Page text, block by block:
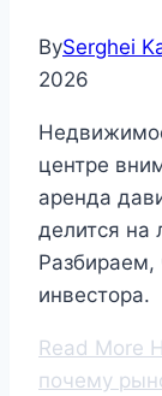
BySerghei
2026
центре
аренда
делится на
Разбираем,
инвестора.
Read More
почему